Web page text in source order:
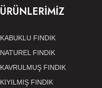
ÜRÜNLERİMİZ
KABUKLU FINDIK
NATUREL FINDIK
KAVRULMUŞ FINDIK
KIYILMIŞ FINDIK